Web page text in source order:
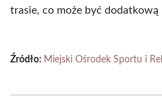
trasie, co może być dodatkową
Źródło: Miejski Ośrodek Sportu i